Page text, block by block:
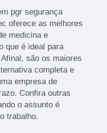
pgr segurança
oferece as melhores
medicina e
que é ideal para
são os maiores
completa e
empresa de
Confira outras
o assunto é
trabalho.